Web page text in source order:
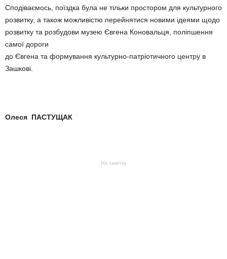
Сподіваємось, поїздка була не тільки простором для культурного
розвитку, а також можливістю перейнятися новими ідеями щодо
розвитку та розбудови музею Євгена Коновальця, поліпшення
самої дороги
до Євгена та формування культурно-патріотичного центру в
Зашкові.
Олеся ПАСТУЩАК
На замітку